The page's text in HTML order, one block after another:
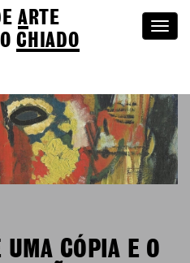
A RTE
CHIADO
CÓPIA E O